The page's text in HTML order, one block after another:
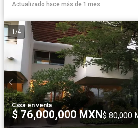
Actualizado hace más de 1 mes
1 /4
Casa·en venta
$ 76,000,000 MXN$ 80,000